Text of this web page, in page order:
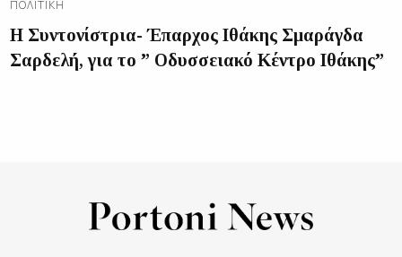
ΠΟΛΙΤΙΚΉ
Η Συντονίστρια- Έπαρχος Ιθάκης Σμαράγδα
Σαρδελή, για το ” Οδυσσειακό Κέντρο Ιθάκης”